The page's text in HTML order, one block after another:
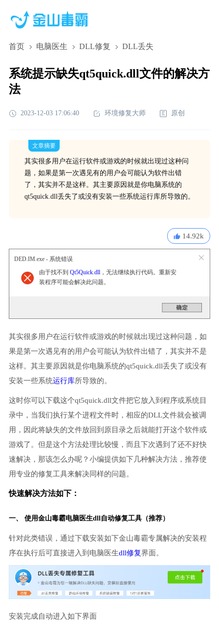
首页 电脑医生 DLL修复 DLL丢失
系统提示缺失qt5quick.dll文件的解决方
法
2023-12-03 17:06:40 环境修复大师 原创
文章摘要
其实很多用户在运行软件或游戏的时候就出现过这种问
题，如果是第一次遇见有的用户会可能认为软件出错
了，其实并不是这样。其主要原因就是你电脑系统的
qt5quick.dll丢失了或没有安装一些系统运行库所导致的。
14.92k
DED.IM.exe - 系统错误
由于找不到 Qt5Quick.dll，无法继续执行代码。重新安
装程序可能会解决此问题。
其实很多用户在运行软件或游戏的时候就出现过这种问题，如
果是第一次遇见有的用户会可能认为软件出错了，其实并不是
这样。其主要原因就是你电脑系统的qt5quick.dll丢失了或没有
安装一些系统运行库所导致的。
这时你可以下载这个qt5quick.dll文件把它放入到程序或系统目
录中，当我们执行某个进程文件时，相应的DLL文件就会被调
用，因此将缺失的文件放回到原目录之后就能打开这个软件或
游戏了。但是这个方法处理比较慢，而且下次遇到了还不好快
速解决，那该怎么办呢？小编提供如下几种解决方法，推荐使
用专业的修复工具来解决同样的问题。
快速解决方法如下：
一、 使用金山毒霸电脑医生dll自动修复工具（推荐）
针对此类错误，通过下载安装如下金山毒霸专属解决的安装程
序在执行后可直接进入到电脑医生dll修复界面。
安装完成自动进入如下界面